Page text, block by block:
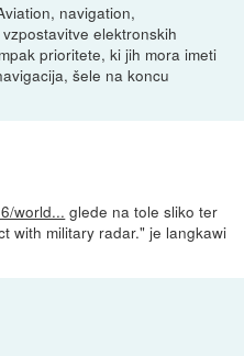
navigation,
elektronskih
prioritete, ki jih mora imeti
šele na koncu
world... glede na tole sliko ter
with military radar." je langkawi